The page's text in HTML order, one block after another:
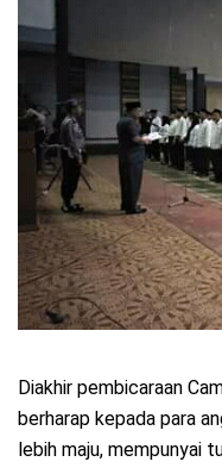
Diakhir pembicaraan
berharap kepada para
lebih maju, mempunyai